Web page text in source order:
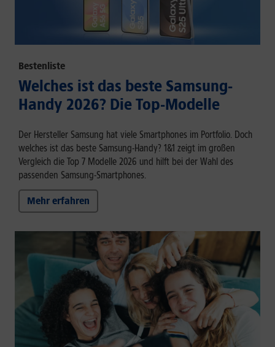
Bestenliste
Welches ist das beste Samsung-
Handy 2026? Die Top-Modelle
Der Hersteller Samsung hat viele Smartphones im Portfolio. Doch
welches ist das beste Samsung-Handy? 1&1 zeigt im großen
Vergleich die Top 7 Modelle 2026 und hilft bei der Wahl des
passenden Samsung-Smartphones.
Mehr erfahren